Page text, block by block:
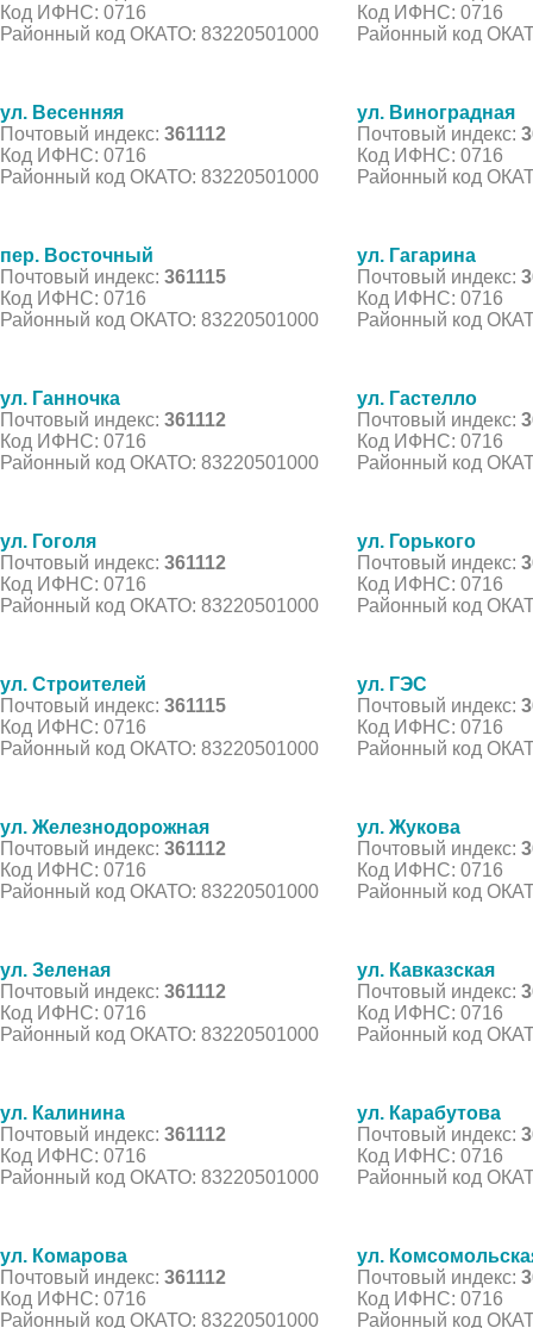
Код ИФНС: 0716
Районный код ОКАТО: 83220501000
Код ИФНС: 0716
Районный код
ул. Весенняя
Почтовый индекс: 361112
Код ИФНС: 0716
Районный код ОКАТО: 83220501000
ул. Виноградная
Почтовый индекс:
Код ИФНС: 0716
Районный код
пер. Восточный
Почтовый индекс: 361115
Код ИФНС: 0716
Районный код ОКАТО: 83220501000
ул. Гагарина
Почтовый индекс:
Код ИФНС: 0716
Районный код
ул. Ганночка
Почтовый индекс: 361112
Код ИФНС: 0716
Районный код ОКАТО: 83220501000
ул. Гастелло
Почтовый индекс:
Код ИФНС: 0716
Районный код
ул. Гоголя
Почтовый индекс: 361112
Код ИФНС: 0716
Районный код ОКАТО: 83220501000
ул. Горького
Почтовый индекс:
Код ИФНС: 0716
Районный код
ул. Строителей
Почтовый индекс: 361115
Код ИФНС: 0716
Районный код ОКАТО: 83220501000
ул. ГЭС
Почтовый индекс:
Код ИФНС: 0716
Районный код
ул. Железнодорожная
Почтовый индекс: 361112
Код ИФНС: 0716
Районный код ОКАТО: 83220501000
ул. Жукова
Почтовый индекс:
Код ИФНС: 0716
Районный код
ул. Зеленая
Почтовый индекс: 361112
Код ИФНС: 0716
Районный код ОКАТО: 83220501000
ул. Кавказская
Почтовый индекс:
Код ИФНС: 0716
Районный код
ул. Калинина
Почтовый индекс: 361112
Код ИФНС: 0716
Районный код ОКАТО: 83220501000
ул. Карабутова
Почтовый индекс:
Код ИФНС: 0716
Районный код
ул. Комарова
Почтовый индекс: 361112
Код ИФНС: 0716
Районный код ОКАТО: 83220501000
ул.
Почтовый индекс:
Код ИФНС: 0716
Районный код